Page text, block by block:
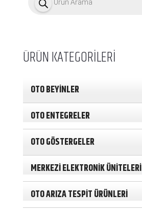
t
s
a
c
h
ÜRÜN KATEGORİLERİ
OTO BEYİNLER
OTO ENTEGRELER
OTO GÖSTERGELER
MERKEZİ ELEKTRONİK ÜNİTELERİ
OTO ARIZA TESPİT ÜRÜNLERİ